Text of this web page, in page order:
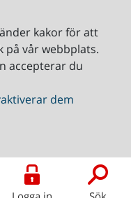
kakor för att
vår webbplats.
accepterar du
dem